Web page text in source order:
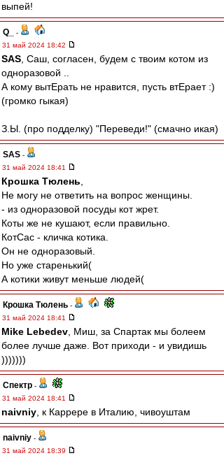
выпей!
Q_
-
31 май 2024 18:42
SAS , Саш, согласен, будем с твоим котом из
одноразовой ..
А кому вытЕрать не нравится, пусть втЕрает :)
(громко гыкая)
З.Ы. (про подделку) "Переведи!" (смачно икая)
SAS -
31 май 2024 18:41
Крошка Тюлень
Не могу не ответить на вопрос женщины.
- из одноразовой посуды кот жрет.
Коты же не кушают, если правильно.
КотСас - кличка котика.
Он не одноразовый.
Но уже старенький(
А котики живут меньше людей(
Крошка Тюлень -
31 май 2024 18:41
Mike Lebedev , Миш, за Спартак мы болеем
более лучше даже. Вот приходи - и увидишь
)))))))
Спектр -
31 май 2024 18:41
naivniy , к Каррере в Италию, чивоуштам
naivniy -
31 май 2024 18:39